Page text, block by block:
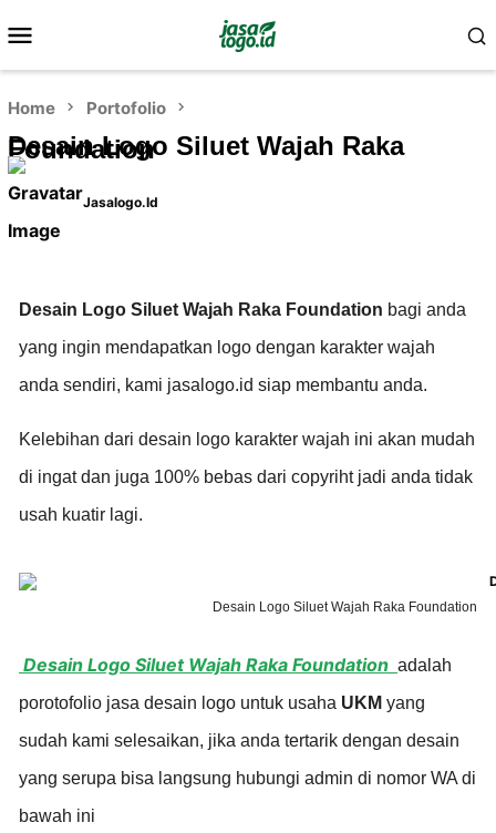
Home Portofolio
Desain Logo Siluet Wajah Raka
Foundation
Jasalogo.id
Desain Logo Siluet Wajah Raka Foundation bagi anda
yang ingin mendapatkan logo dengan karakter wajah
anda sendiri, kami jasalogo.id siap membantu anda.
Kelebihan dari desain logo karakter wajah ini akan mudah
di ingat dan juga 100% bebas dari copyriht jadi anda tidak
usah kuatir lagi.
Desain Logo Siluet Wajah Raka Foundation
Desain Logo Siluet Wajah Raka Foundation adalah
porotofolio jasa desain logo untuk usaha UKM yang
sudah kami selesaikan, jika anda tertarik dengan desain
yang serupa bisa langsung hubungi admin di nomor WA di
bawah ini